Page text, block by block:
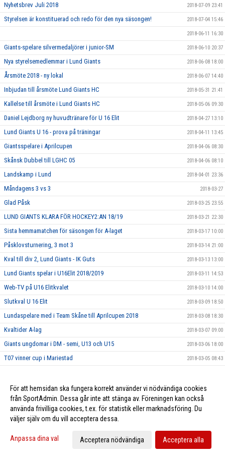
Nyhetsbrev Juli 2018 2018-07-09 23:41
Styrelsen är konstituerad och redo för den nya säsongen! 2018-07-04 15:46
2018-06-11 16:30
Giants-spelare silvermedaljörer i junior-SM 2018-06-10 20:37
Nya styrelsemedlemmar i Lund Giants 2018-06-08 18:00
Årsmöte 2018 - ny lokal 2018-06-07 14:40
Inbjudan till årsmöte Lund Giants HC 2018-05-31 21:41
Kallelse till årsmöte i Lund Giants HC 2018-05-06 09:30
Daniel Lejdborg ny huvudtränare för U 16 Elit 2018-04-27 13:10
Lund Giants U 16 - prova på träningar 2018-04-11 13:45
Giantsspelare i Aprilcupen 2018-04-06 08:30
Skånsk Dubbel till LGHC 05 2018-04-06 08:10
Landskamp i Lund 2018-04-01 23:36
Måndagens 3 vs 3 2018-03-27
Glad Påsk 2018-03-25 23:55
LUND GIANTS KLARA FÖR HOCKEY2:AN 18/19 2018-03-21 22:30
Sista hemmamatchen för säsongen för A-laget 2018-03-17 10:00
Påsklovsturnering, 3 mot 3 2018-03-14 21:00
Kval till div 2, Lund Giants - IK Guts 2018-03-13 13:00
Lund Giants spelar i U16Elit 2018/2019 2018-03-11 14:53
Web-TV på U16 Elitkvalet 2018-03-10 14:00
Slutkval U 16 Elit 2018-03-09 18:50
Lundaspelare med i Team Skåne till Aprilcupen 2018 2018-03-08 18:30
Kvaltider A-lag 2018-03-07 09:00
Giants ungdomar i DM - semi, U13 och U15 2018-03-06 18:00
T07 vinner cup i Mariestad 2018-03-05 08:43
Nyhetsbrev Februari 2018-02-28 18:43
Lund Giants klart för U16 Elitkval 2018-02-16 21:59
Sportlovsturnering, 3 mot 3 2018-02-16 18:00
Skånederby på söndag 2018-02-09 17:00
För att hemsidan ska fungera korrekt använder vi nödvändiga cookies
från SportAdmin. Dessa går inte att stänga av. Föreningen kan också
använda frivilliga cookies, t.ex. för statistik eller marknadsföring. Du
väljer själv om du vill acceptera dessa.
Anpassa dina val Acceptera nödvändiga Acceptera alla